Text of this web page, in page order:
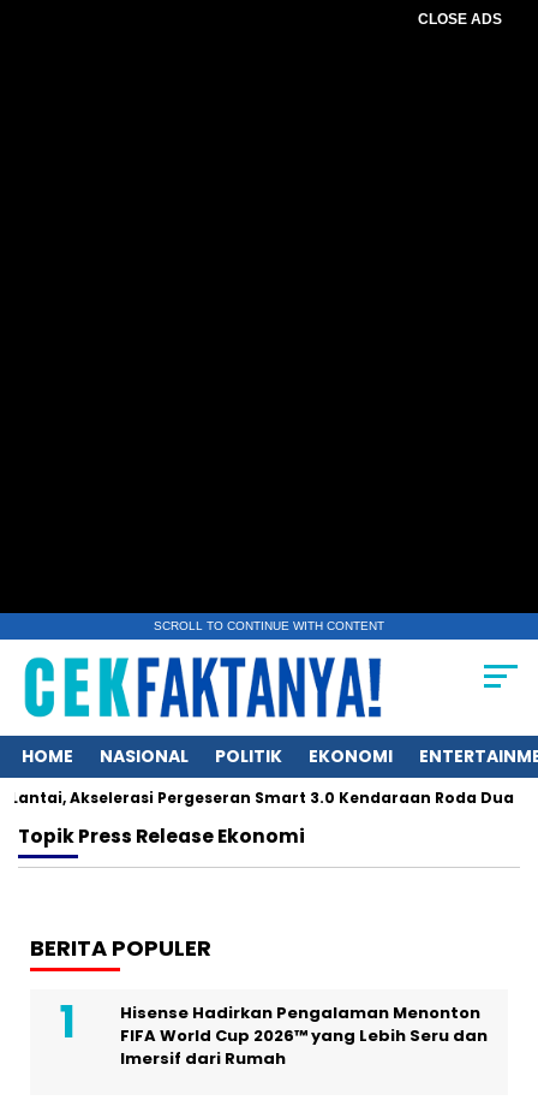
CLOSE ADS
SCROLL TO CONTINUE WITH CONTENT
HOME NASIONAL POLITIK EKONOMI
Akselerasi Pergeseran Smart 3.0 Kendaraan Roda Dua
TopikPress Release Ekonomi
BERITA POPULER
Hisense Hadirkan Pengalaman Menonton
FIFA World Cup 2026™ yang Lebih Seru dan
Imersif dari Rumah